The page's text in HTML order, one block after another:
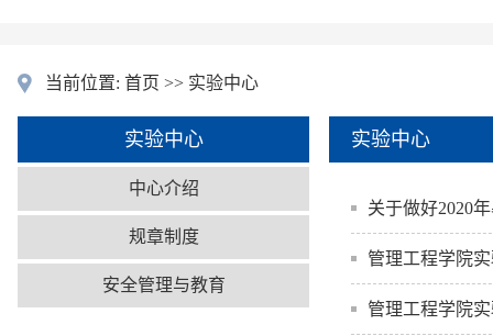
当前位置: 首页 >> 实验中心
实验中心
中心介绍
规章制度
安全管理与教育
实验中心
关于做好2020
管理工程学院
管理工程学院